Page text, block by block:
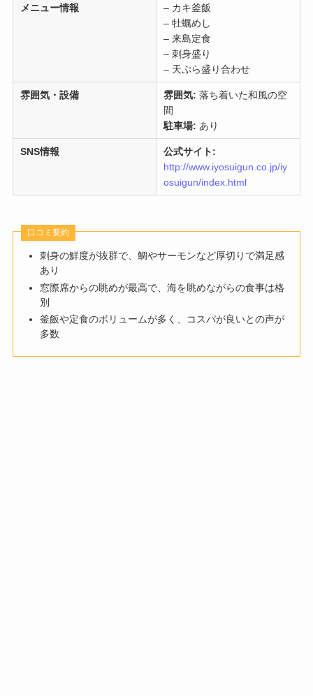
メニュー情報
– カキ釜飯
– 牡蠣めし
– 来島定食
– 刺身盛り
– 天ぷら盛り合わせ
雰囲気・設備 雰囲気: 落ち着いた和風の空
間
駐車場: あり
SNS情報
公式サイト:
http://www.iyosuigun.co.jp/iy
osuigun/index.html
口コミ要約
刺身の鮮度が抜群で、鯛やサーモンなど厚切りで満足感
あり
窓際席からの眺めが最高で、海を眺めながらの食事は格
別
釜飯や定食のボリュームが多く、コスパが良いとの声が
多数